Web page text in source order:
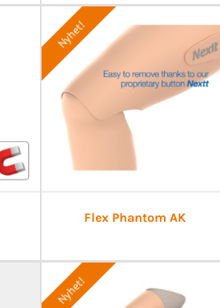
Nyhet!
Flex Phantom AK
Nyhet!